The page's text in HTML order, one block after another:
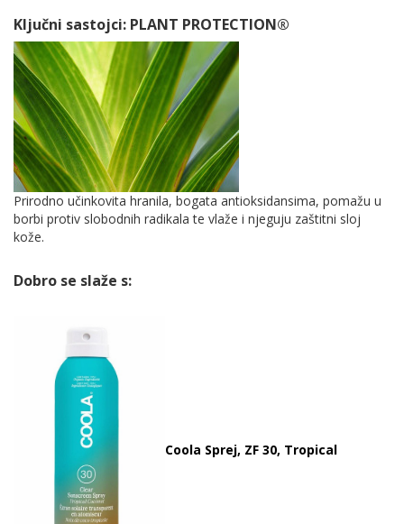
Ključni sastojci​: PLANT PROTECTION®
Prirodno učinkovita hranila, bogata antioksidansima, pomažu u
borbi protiv slobodnih radikala te vlaže i njeguju zaštitni sloj
kože.
Dobro se slaže s:
Coola Sprej, ZF 30, Tropical